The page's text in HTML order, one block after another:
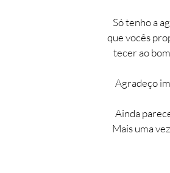
Só tenho a
que vocês
tecer ao
Agradeço
Ainda
Mais uma